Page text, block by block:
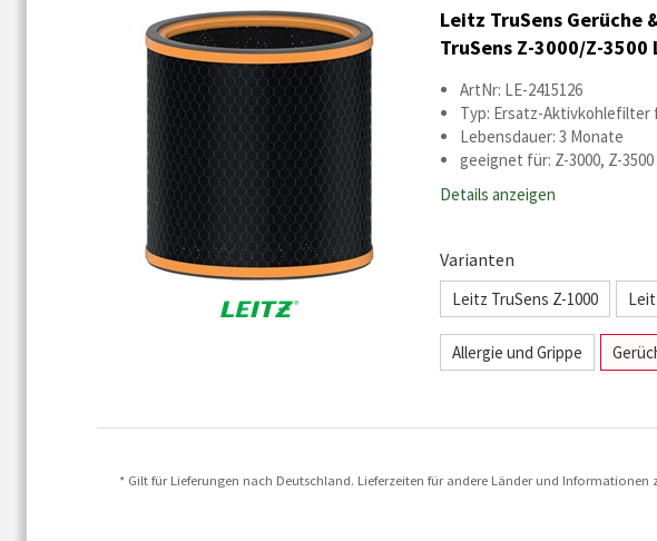
Leitz TruSens
TruSens Z-3000/Z-
ArtNr: LE-2415126
Typ: Ersatz-
Lebensdauer: 3 Monate
geeignet für: Z-3000, Z-3500
Details anzeigen
Varianten
Leitz TruSens Z-1000
Allergie und Grippe
* Gilt für Lieferungen nach Deutschland. Lieferzeiten für andere Länder und Informationen